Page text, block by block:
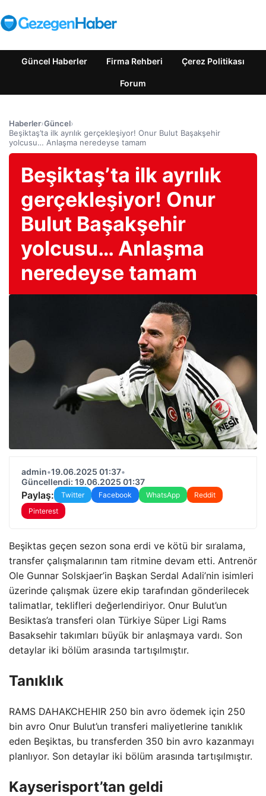
Güncel Haberler Firma Rehberi Çerez Politikası
Forum
Haberler›Güncel›
Beşiktaş’ta ilk ayrılık gerçekleşiyor! Onur Bulut Başakşehir
yolcusu… Anlaşma neredeyse tamam
Beşiktaş’ta ilk ayrılık
gerçekleşiyor! Onur
Bulut Başakşehir
yolcusu… Anlaşma
neredeyse tamam
admin•19.06.2025 01:37•
Güncellendi: 19.06.2025 01:37
Paylaş: Twitter Facebook WhatsApp
Reddit
Pinterest
Beşiktas geçen sezon sona erdi ve kötü bir sıralama,
transfer çalışmalarının tam ritmine devam etti. Antrenör
Ole Gunnar Solskjaer’in Başkan Serdal Adali’nin isimleri
üzerinde çalışmak üzere ekip tarafından gönderilecek
talimatlar, teklifleri değerlendiriyor. Onur Bulut’un
Besiktas’a transferi olan Türkiye Süper Ligi Rams
Basaksehir takımları büyük bir anlaşmaya vardı. Son
detaylar iki bölüm arasında tartışılmıştır.
Tanıklık
RAMS DAHAKCHEHIR 250 bin avro ödemek için 250
bin avro Onur Bulut’un transferi maliyetlerine tanıklık
eden Beşiktas, bu transferden 350 bin avro kazanmayı
planlıyor. Son detaylar iki bölüm arasında tartışılmıştır.
Kayserisport’tan geldi